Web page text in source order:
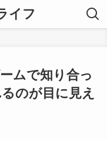
イフ
ムで知り合っ
のが目に見え